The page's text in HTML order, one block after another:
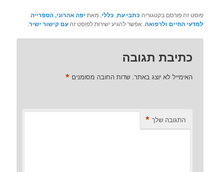
פוסט זה פורסם בקטגוריה כתבי עת, כללי, מאת יפה אהרוני, הספרייה
למדעי החיים ולרפואה. אפשר להגיע ישירות לפוסט זהעם קישור ישיר.
כתיבת תגובה
האימייל לא יוצג באתר. שדות החובה מסומנים *
התגובה שלך *